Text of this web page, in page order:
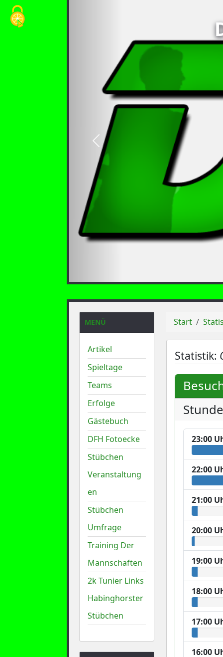
vorheriges
MENÜ
Artikel
Spieltage
Teams
Erfolge
Gästebuch
DFH Fotoecke
Stübchen
Veranstaltung
en
Stübchen
Umfrage
Training Der
Mannschaften
2k Tunier Links
Habinghorster
Stübchen
Start
Statistik:
Stunde
23:00
22:00
21:00
20:00
19:00
18:00
17:00
16:00
Cookie-Einstellungen